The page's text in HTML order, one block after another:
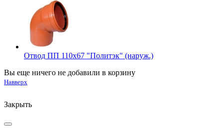
Отвод ПП 110х67 "Политэк" (наруж.)
Вы еще ничего не добавили в корзину
Навверх
Закрыть